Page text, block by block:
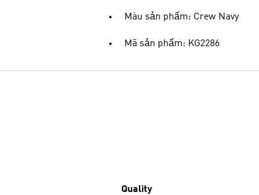
Màu sản phẩm: Crew Navy
Mã sản phẩm: KG2286
Quality